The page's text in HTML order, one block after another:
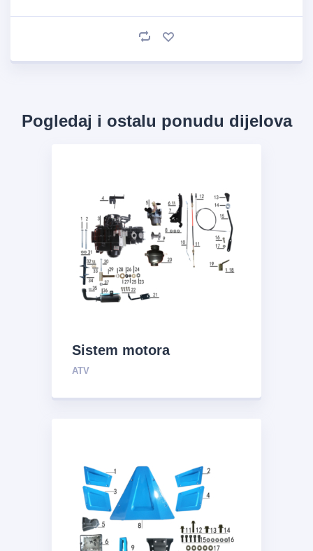
Pogledaj i ostalu ponudu dijelova
Sistem motora
ATV